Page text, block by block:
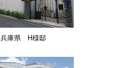
兵庫県 H様邸